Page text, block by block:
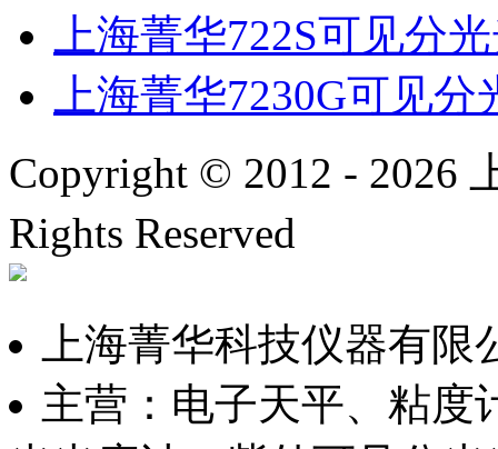
上海菁华722S可见分
上海菁华7230G可见
Copyright © 2012 - 2026
Rights Reserved
上海菁华科技仪器有
主营：电子天平、粘度